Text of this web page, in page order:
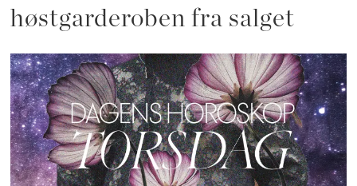
høstgarderoben fra salget